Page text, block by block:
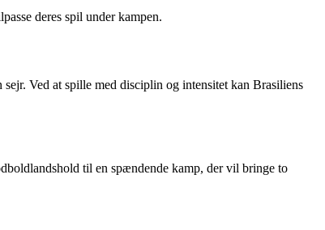
deres spil under kampen.
Ved at spille med disciplin og intensitet kan Brasiliens
til en spændende kamp, der vil bringe to